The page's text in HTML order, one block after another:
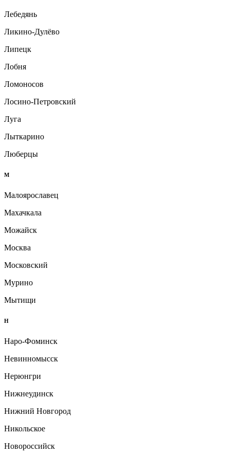
Лебедянь
Ликино-Дулёво
Липецк
Лобня
Ломоносов
Лосино-Петровский
Луга
Лыткарино
Люберцы
М
Малоярославец
Махачкала
Можайск
Москва
Московский
Мурино
Мытищи
Н
Наро-Фоминск
Невинномысск
Нерюнгри
Нижнеудинск
Нижний Новгород
Никольское
Новороссийск